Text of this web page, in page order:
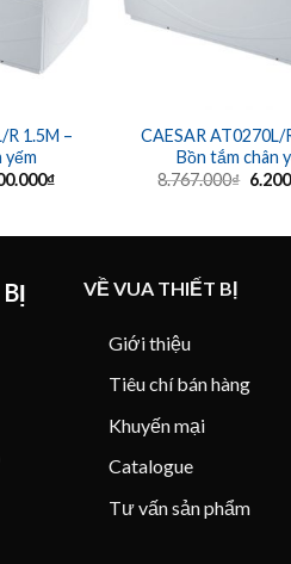
R 1.5M –
yếm
₫Giá
CAESAR AT0270L/
Bồn tắm chân
8.767.000₫ Giá
VỀ VUA THIẾT BỊ
Giới thiệu
Tiêu chí bán hàng
Khuyến mại
Catalogue
Tư vấn sản phẩm